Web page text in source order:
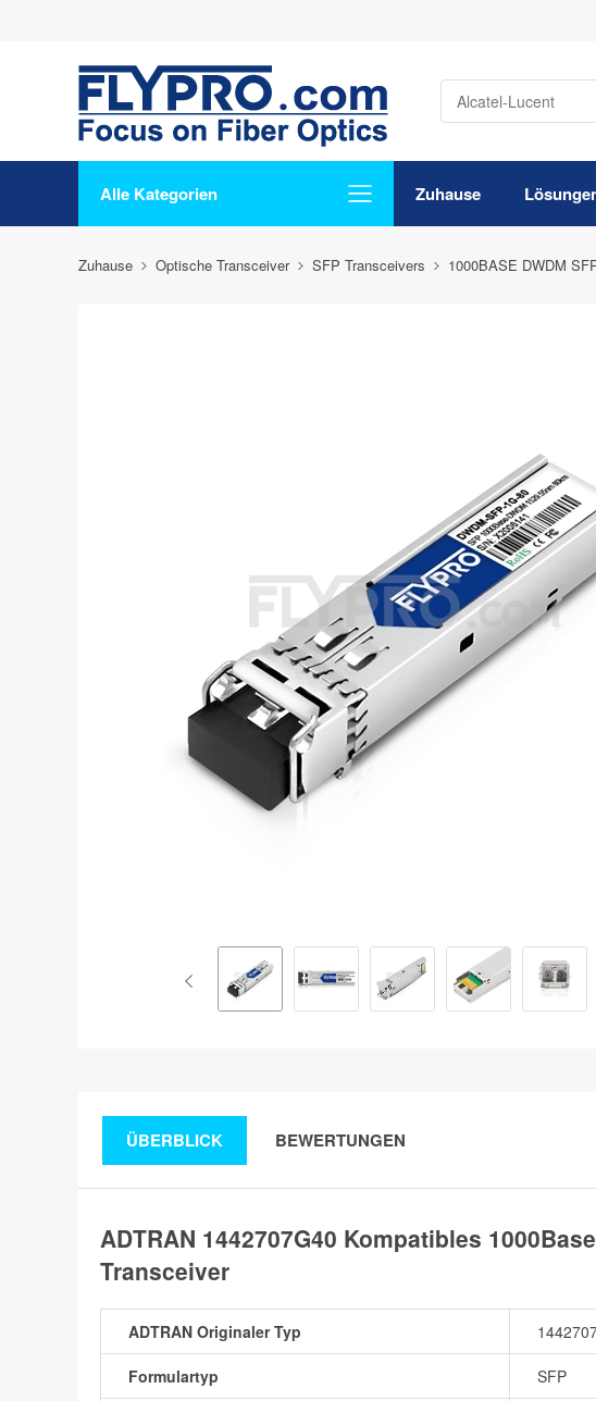
Alle Kategorien Zuhause
Zuhause Optische Transceiver SFP Transceivers 1000BASE DWDM
ÜBERBLICK BEWERTUNGEN
ADTRAN 1442707G40 Kompatibles
Transceiver
ADTRAN Originaler Typ
Formulartyp SFP